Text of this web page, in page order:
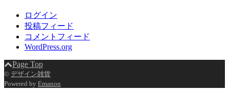
ログイン
投稿フィード
コメントフィード
WordPress.org
Page Top
© デザイン雑貨
Powered by Emanon